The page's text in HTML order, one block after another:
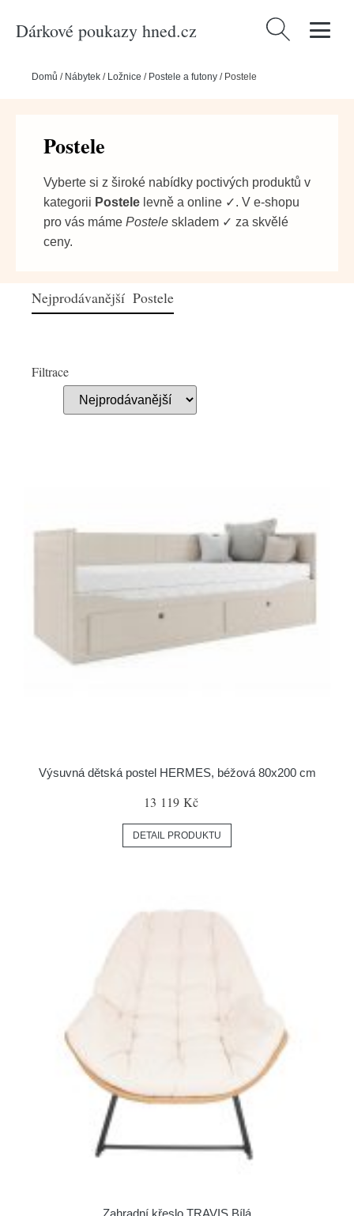
Dárkové poukazy hned.cz Vyhledávání
Domů / Nábytek / Ložnice / Postele a futony / Postele
Postele
Vyberte si z široké nabídky poctivých produktů v
kategorii Postele levně a online ✓. V e-shopu
pro vás máme Postele skladem ✓ za skvělé
ceny.
Nejprodávanější Postele
Filtrace
Výsuvná dětská postel HERMES, béžová 80x200 cm
13 119 Kč
DETAIL PRODUKTU
Zahradní křeslo TRAVIS Bílá